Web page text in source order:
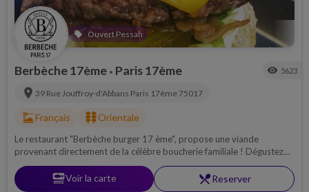
local_offer Ouvert Pessah
Berbèche 17ème • Paris 17ème visibility 5623
location_on 39 Rue Jouffroy-d'Abbans Paris 17ème 75017
dinner_diningFrançais kebab_diningOrientale
Le restaurant "Berbèche burger 17 ème", propose une viande
provenant directement de la célèbre boucherie familiale ! Dégustez
des mets incroyables au coeur d'une déco inspirée des authentiques
bistrots parisiens.
set_mealVoir la carte restaurant_menuReserver